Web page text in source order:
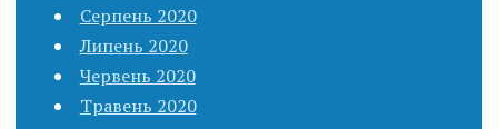
Серпень 2020
Липень 2020
Червень 2020
Травень 2020